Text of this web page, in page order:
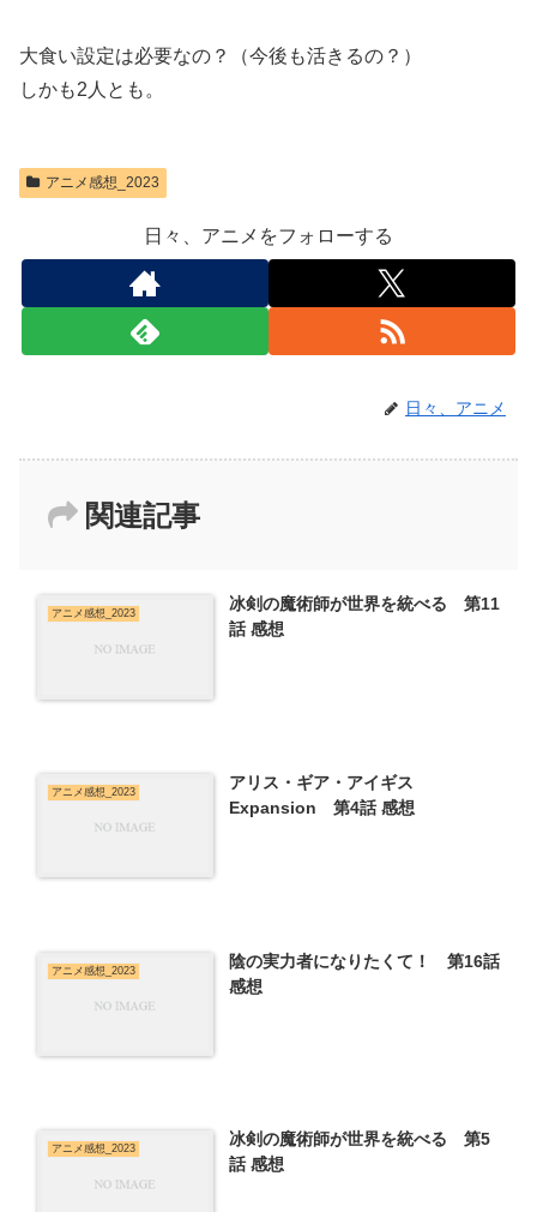
大食い設定は必要なの？（今後も活きるの？）
しかも2人とも。
アニメ感想_2023
日々、アニメをフォローする
日々、アニメ
関連記事
アニメ感想_2023
冰剣の魔術師が世界を統べる 第11
話 感想
アニメ感想_2023
アリス・ギア・アイギス
Expansion 第4話 感想
アニメ感想_2023
陰の実力者になりたくて！ 第16話
感想
アニメ感想_2023
冰剣の魔術師が世界を統べる 第5
話 感想